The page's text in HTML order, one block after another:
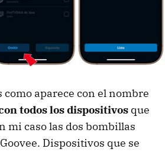
como aparece con el nombre
todos los dispositivos que
mi caso las dos bombillas
Dispositivos que se